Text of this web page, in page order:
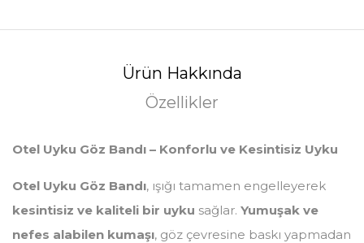
Ürün Hakkında
Özellikler
Otel Uyku Göz Bandı – Konforlu ve Kesintisiz Uyku
Otel Uyku Göz Bandı, ışığı tamamen engelleyerek
kesintisiz ve kaliteli bir uyku sağlar. Yumuşak ve
nefes alabilen kumaşı, göz çevresine baskı yapmadan